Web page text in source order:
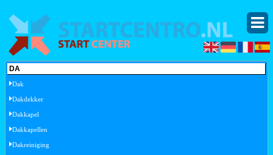
DA
Dak
Dakdekker
Dakkapel
Dakkapellen
Dakreiniging